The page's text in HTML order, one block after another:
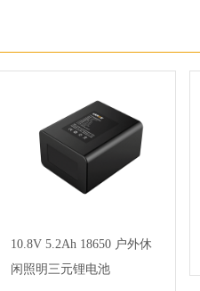
10.8V 5.2Ah 18650 户外休
闲照明三元锂电池